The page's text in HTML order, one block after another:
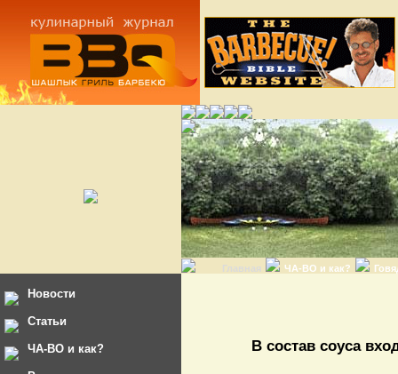
Главная ЧА-ВО и как?
Новости
Статьи
ЧА-ВО и как?
В состав соуса